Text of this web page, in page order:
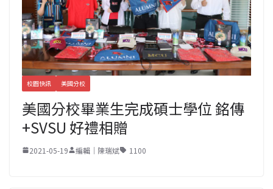
校園快訊 美國分校
美國分校畢業生完成碩士學位 銘傳
+SVSU 好禮相贈
2021-05-19 編輯｜陳瑞斌 1100